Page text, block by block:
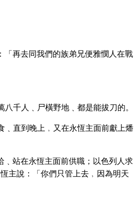
再去同我們的族弟兄便雅憫人在戰
千人﹑尸橫野地﹑都是能拔刀的。
﹑直到晚上﹐又在永恆主面前獻上燔
站在永恆主面前供職；以色列人求
主說：「你們只管上去﹐因為明天